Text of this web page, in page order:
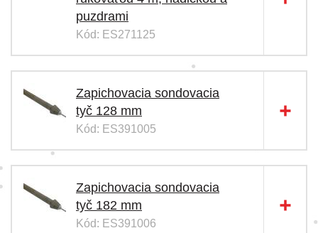
puzdrami
Kód: ES271125
Zapichovacia sondovacia
tyč 128 mm
Kód: ES391005
Zapichovacia sondovacia
tyč 182 mm
Kód: ES391006